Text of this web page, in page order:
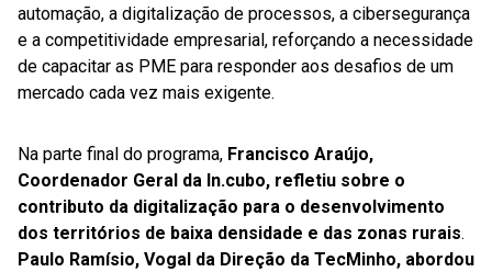
automação, a digitalização de processos, a cibersegurança
e a competitividade empresarial, reforçando a necessidade
de capacitar as PME para responder aos desafios de um
mercado cada vez mais exigente.
Na parte final do programa, Francisco Araújo,
Coordenador Geral da In.cubo, refletiu sobre o
contributo da digitalização para o desenvolvimento
dos territórios de baixa densidade e das zonas rurais.
Paulo Ramísio, Vogal da Direção da TecMinho, abordou